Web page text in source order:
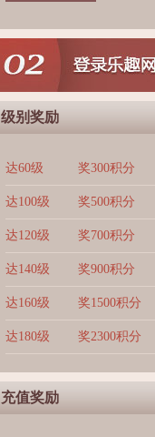
级别奖励
达60级 奖300积分
达100级 奖500积分
达120级 奖700积分
达140级 奖900积分
达160级 奖1500积分
达180级 奖2300积分
充值奖励